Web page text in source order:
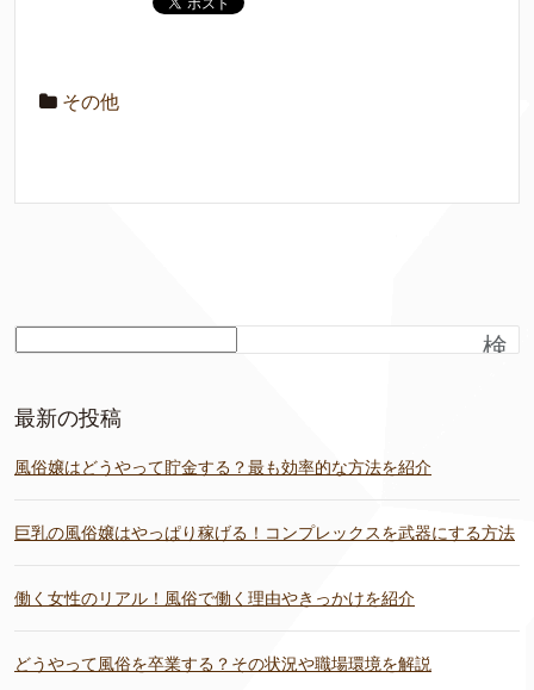
その他
検
最新の投稿
風俗嬢はどうやって貯金する？最も効率的な方法を紹介
巨乳の風俗嬢はやっぱり稼げる！コンプレックスを武器にする方法
働く女性のリアル！風俗で働く理由やきっかけを紹介
どうやって風俗を卒業する？その状況や職場環境を解説